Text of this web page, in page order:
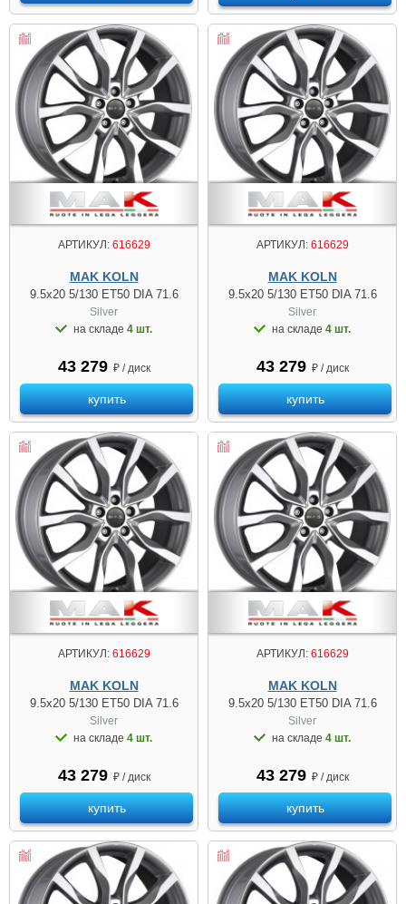
АРТИКУЛ:616629
MAK KOLN
9.5x20 5/130 ET50 DIA 71.6
Silver
на складе 4 шт.
43 279 ₽ / диск
купить
АРТИКУЛ:616629
MAK KOLN
9.5x20 5/130 ET50 DIA 71.6
Silver
на складе 4 шт.
43 279 ₽ / диск
купить
АРТИКУЛ:616629
MAK KOLN
9.5x20 5/130 ET50 DIA 71.6
Silver
на складе 4 шт.
43 279 ₽ / диск
купить
АРТИКУЛ:616629
MAK KOLN
9.5x20 5/130 ET50 DIA 71.6
Silver
на складе 4 шт.
43 279 ₽ / диск
купить